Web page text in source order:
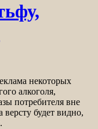
некоторых
алкоголя,
потребителя вне
будет видно,